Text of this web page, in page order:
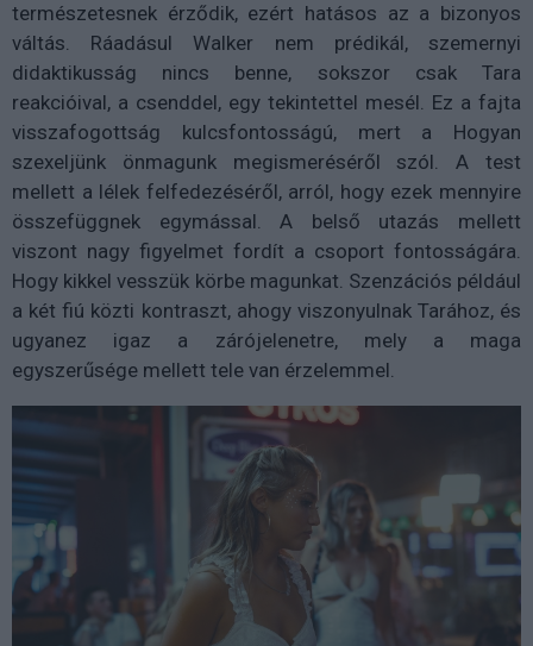
természetesnek érződik, ezért hatásos az a bizonyos
váltás. Ráadásul Walker nem prédikál, szemernyi
didaktikusság nincs benne, sokszor csak Tara
reakcióival, a csenddel, egy tekintettel mesél. Ez a fajta
visszafogottság kulcsfontosságú, mert a Hogyan
szexeljünk önmagunk megismeréséről szól. A test
mellett a lélek felfedezéséről, arról, hogy ezek mennyire
összefüggnek egymással. A belső utazás mellett
viszont nagy figyelmet fordít a csoport fontosságára.
Hogy kikkel vesszük körbe magunkat. Szenzációs például
a két fiú közti kontraszt, ahogy viszonyulnak Tarához, és
ugyanez igaz a zárójelenetre, mely a maga
egyszerűsége mellett tele van érzelemmel.